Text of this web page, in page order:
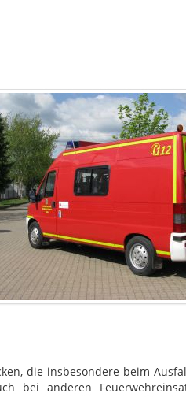
die insbesondere beim
bei anderen